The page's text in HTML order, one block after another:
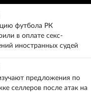
футбола РК
в оплате секс-
иностранных судей
предложения по
селлеров после атак на